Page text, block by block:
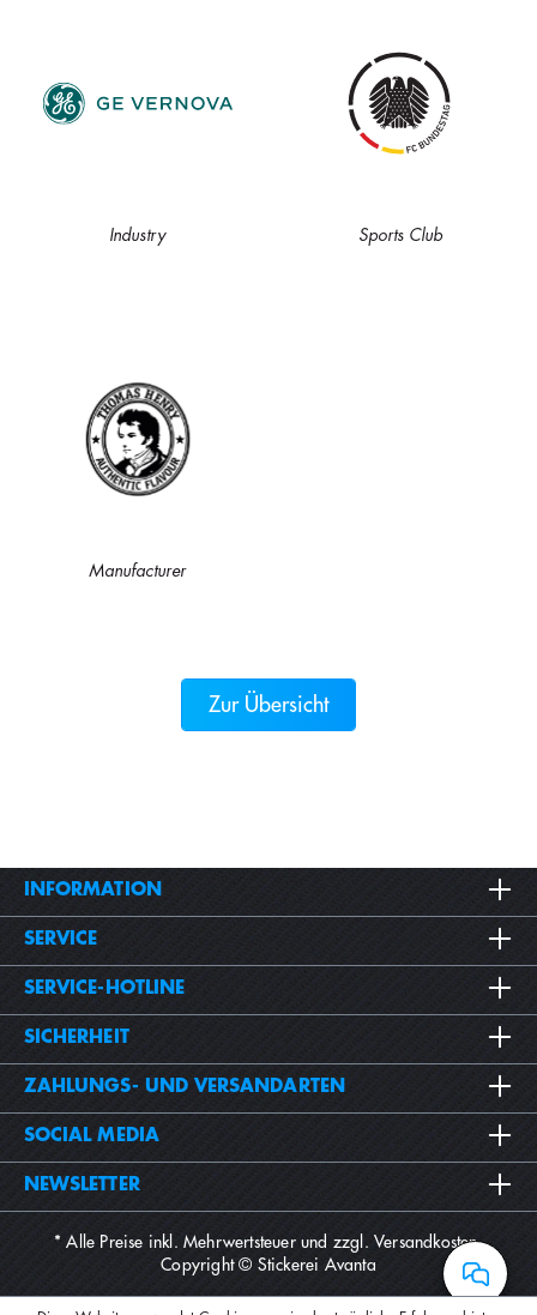
Industry Sports Club
Manufacturer
Zur Übersicht
INFORMATION
SERVICE
SERVICE-HOTLINE
SICHERHEIT
ZAHLUNGS- UND VERSANDARTEN
SOCIAL MEDIA
NEWSLETTER
* Alle Preise inkl. Mehrwertsteuer und zzgl.Versandkosten.
Copyright © Stickerei Avanta